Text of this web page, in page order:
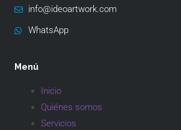
info@ideoartwork.com
WhatsApp
Menú
Inicio
Quiénes somos
Servicios